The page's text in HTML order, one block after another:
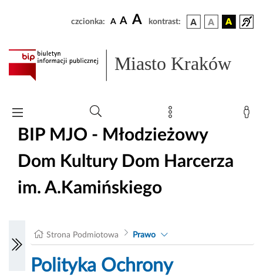
czcionka: A A A kontrast:
Miasto Kraków
BIP MJO - Młodzieżowy
Dom Kultury Dom Harcerza
im. A.Kamińskiego
Strona Podmiotowa Prawo
Polityka Ochrony